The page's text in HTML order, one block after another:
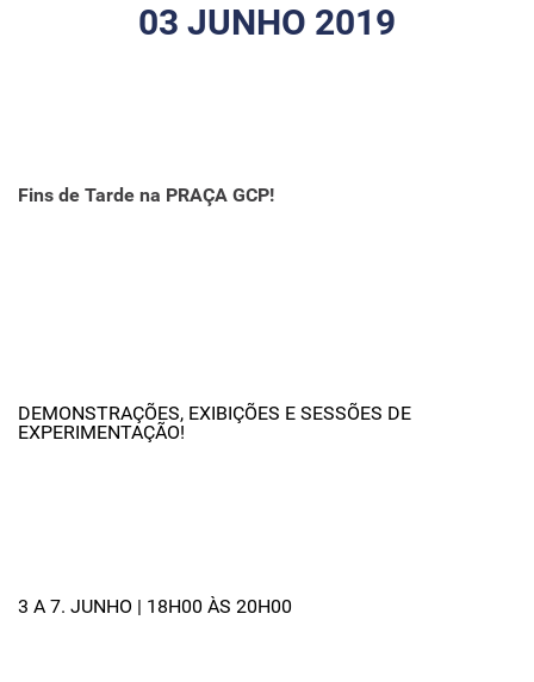
03 JUNHO 2019
Fins de Tarde na PRAÇA GCP!
DEMONSTRAÇÕES, EXIBIÇÕES E SESSÕES DE
EXPERIMENTAÇÃO!
3 A 7. JUNHO | 18H00 ÀS 20H00